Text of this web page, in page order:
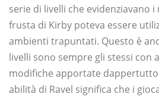
serie di livelli che evidenziavano
frusta di Kirby poteva essere
ambienti trapuntati. Questo è
livelli sono sempre gli stessi con
modifiche apportate
abilità di Ravel significa che i